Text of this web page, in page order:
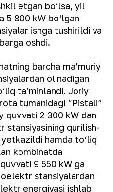
etgan bo‘lsa, yil
5 800 kW bo‘lgan
ishga tushirildi va
oshdi.
barcha maʼmuriy
olinadigan
taʼminlandi. Joriy
tumanidagi “Pistali”
quvvati 2 300 kW dan
stansiyasining qurilish-
hamda to‘liq
kombinatda
9 550 kW ga
stansiyalardan
energiyasi ishlab